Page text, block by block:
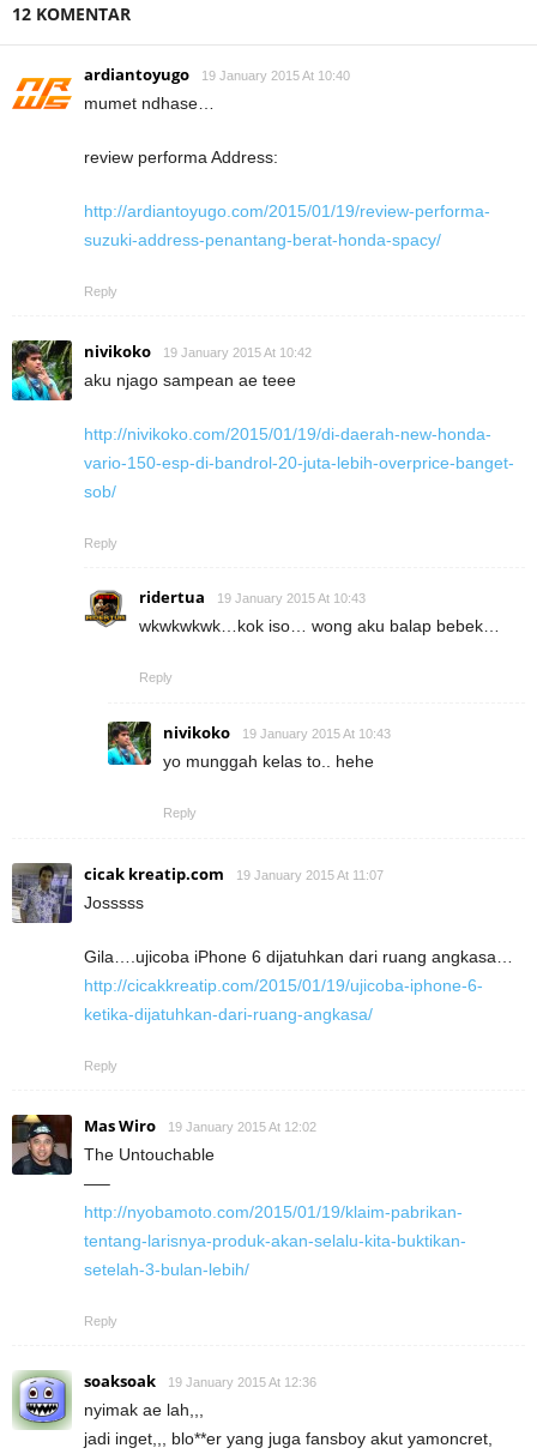
12 KOMENTAR
ardiantoyugo 19 January 2015 At 10:40
mumet ndhase…
review performa Address:
http://ardiantoyugo.com/2015/01/19/review-performa-
suzuki-address-penantang-berat-honda-spacy/
Reply
nivikoko 19 January 2015 At 10:42
aku njago sampean ae teee
http://nivikoko.com/2015/01/19/di-daerah-new-honda-
vario-150-esp-di-bandrol-20-juta-lebih-overprice-banget-
sob/
Reply
ridertua 19 January 2015 At 10:43
wkwkwkwk…kok iso… wong aku balap bebek…
Reply
nivikoko 19 January 2015 At 10:43
yo munggah kelas to.. hehe
Reply
cicak kreatip.com 19 January 2015 At 11:07
Josssss
Gila….ujicoba iPhone 6 dijatuhkan dari ruang angkasa…
http://cicakkreatip.com/2015/01/19/ujicoba-iphone-6-
ketika-dijatuhkan-dari-ruang-angkasa/
Reply
Mas Wiro 19 January 2015 At 12:02
The Untouchable
—–
http://nyobamoto.com/2015/01/19/klaim-pabrikan-
tentang-larisnya-produk-akan-selalu-kita-buktikan-
setelah-3-bulan-lebih/
Reply
soaksoak 19 January 2015 At 12:36
nyimak ae lah,,,
jadi inget,,, blo**er yang juga fansboy akut yamoncret,